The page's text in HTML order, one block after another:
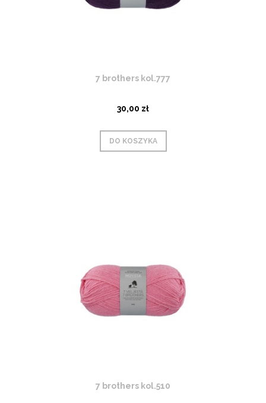
7 brothers kol.777
30,00 zł
DO KOSZYKA
7 brothers kol.510